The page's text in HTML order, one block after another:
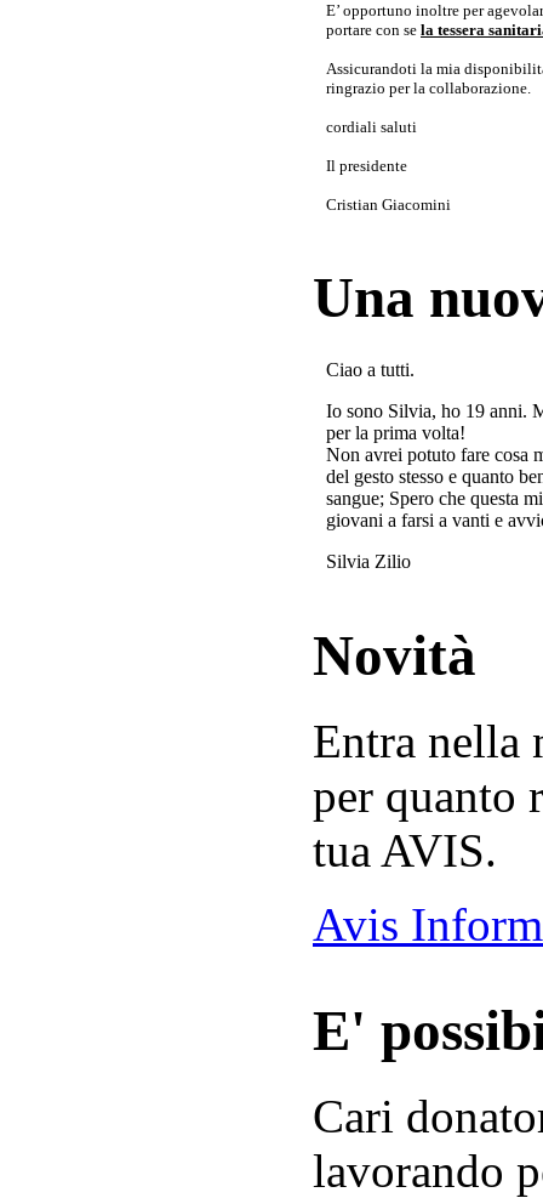
E’ opportuno inoltre per
portare con se la tessera
Assicurandoti la mia
ringrazio per la collaborazione.
cordiali saluti
Il presidente
Cristian Giacomini
Una
Ciao a tutti.
Io sono Silvia, ho 19 anni.
per la prima volta!
Non avrei potuto fare cosa
del gesto stesso e quanto
sangue; Spero che questa
giovani a farsi a vanti e
Silvia Zilio
Novità
Entra nella
per quanto
tua AVIS.
Avis
E'
Cari
lavorando